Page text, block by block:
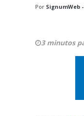
Por SignumWeb
3 minutos